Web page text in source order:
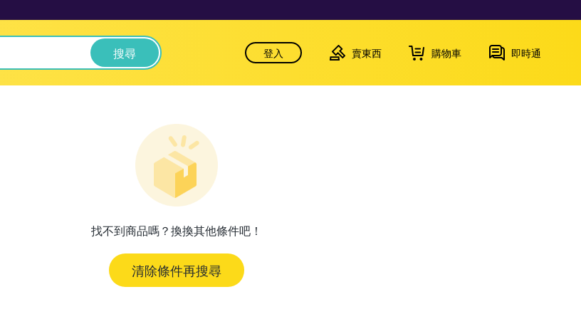
搜尋 登入 賣東西 購物車 即時通
找不到商品嗎？換換其他條件吧！
清除條件再搜尋